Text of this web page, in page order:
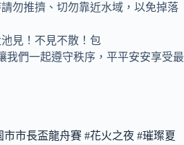
勿推擠、切勿靠近水域，以免掉落
見！不見不散！包
我們一起遵守秩序，平平安安享受最
市市長盃龍舟賽 #花火之夜 #璀璨夏